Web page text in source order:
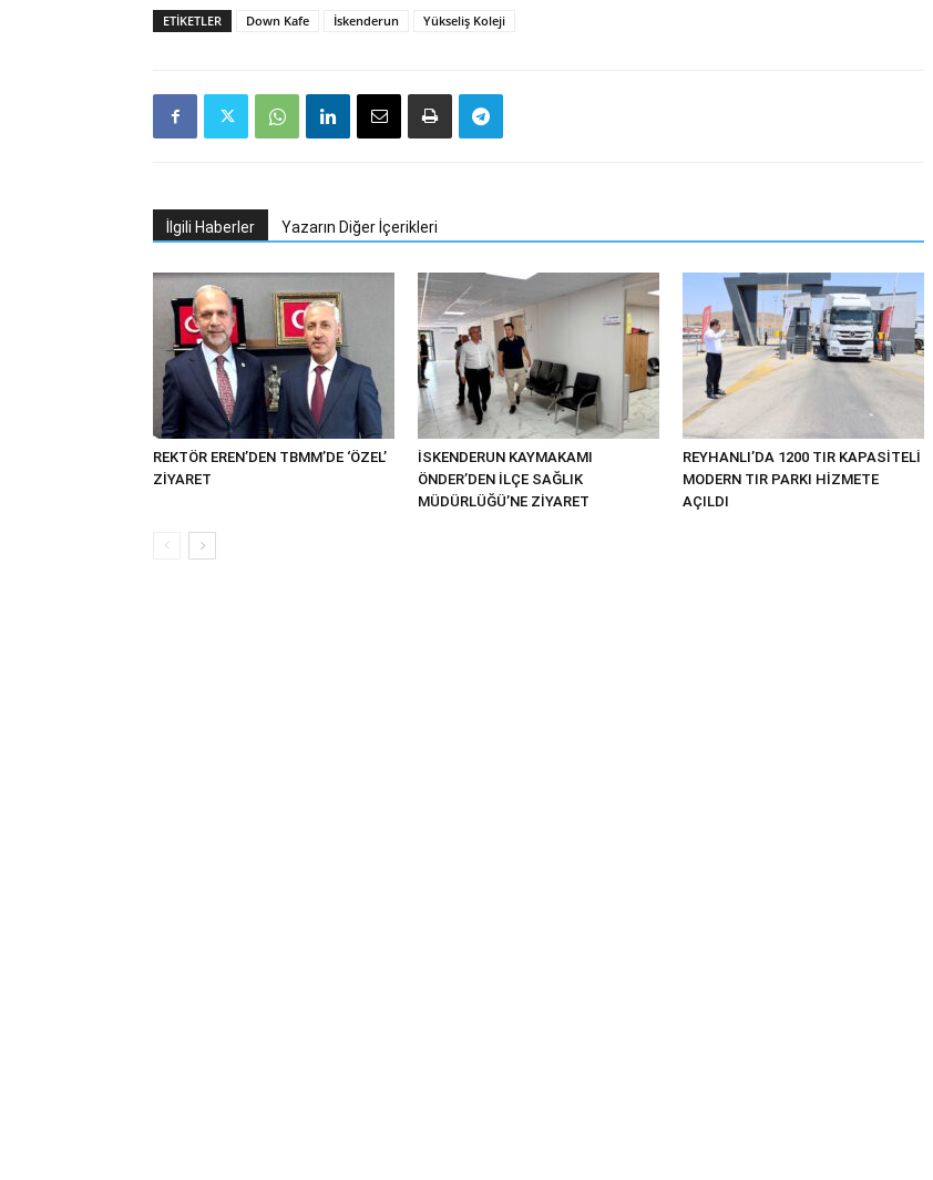
ETIKETLER Down Kafe İskenderun Yükseliş Koleji
İlgili Haberler Yazarın Diğer İçerikleri
REKTÖR EREN’DEN TBMM’DE ‘ÖZEL’
ZİYARET
İSKENDERUN KAYMAKAMI
ÖNDER’DEN İLÇE SAĞLIK
MÜDÜRLÜĞÜ’NE ZİYARET
REYHANLI’DA 1200 TIR KAPASİTELİ
MODERN TIR PARKI HİZMETE
AÇILDI